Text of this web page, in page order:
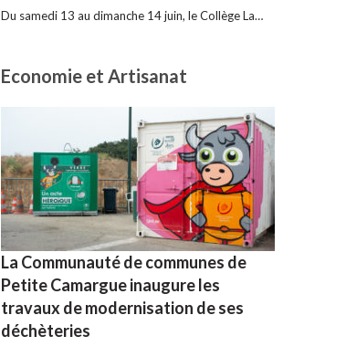
Du samedi 13 au dimanche 14 juin, le Collège La…
Economie et Artisanat
La Communauté de communes de
Petite Camargue inaugure les
travaux de modernisation de ses
déchèteries